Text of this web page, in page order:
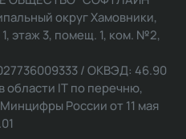
округ Хамовники,
этаж 3, помещ. 1, ком. №2,
/ ОКВЭД: 46.90
области IT по перечню,
России от 11 мая